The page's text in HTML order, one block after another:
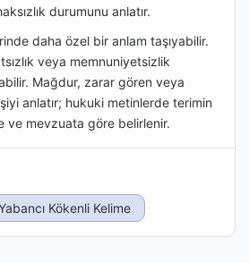
durumunu anlatır.
daha özel bir anlam taşıyabilir.
veya memnuniyetsizlik
Mağdur, zarar gören veya
anlatır; hukuki metinlerde terimin
ve mevzuata göre belirlenir.
Kökenli Kelime